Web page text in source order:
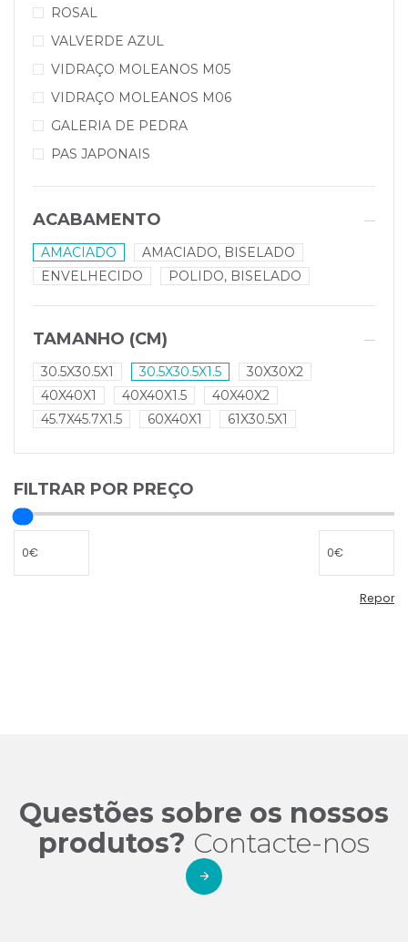
ROSAL
VALVERDE AZUL
VIDRAÇO MOLEANOS M05
VIDRAÇO MOLEANOS M06
GALERIA DE PEDRA
PAS JAPONAIS
ACABAMENTO
AMACIADO
AMACIADO, BISELADO
ENVELHECIDO
POLIDO, BISELADO
TAMANHO (CM)
30.5X30.5X1 30.5X30.5X1.5
30X30X2
40X40X1
40X40X1.5
40X40X2
45.7X45.7X1.5
60X40X1 61X30.5X1
FILTRAR POR PREÇO
Repor
Questões sobre os nossos
produtos? Contacte-nos